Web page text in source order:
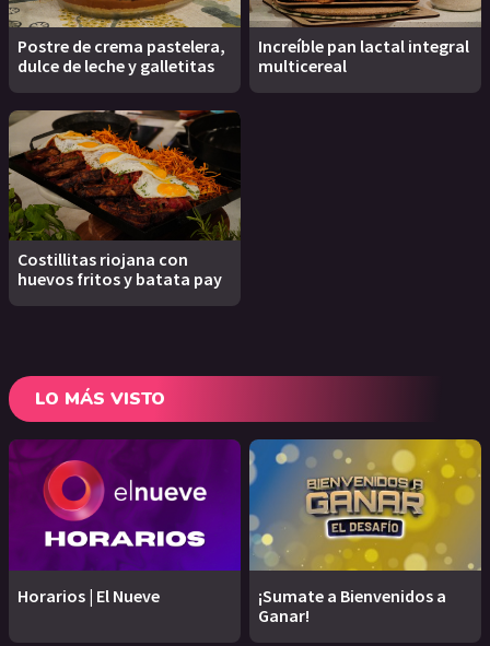
Postre de crema pastelera,
dulce de leche y galletitas
Increíble pan lactal integral
multicereal
Costillitas riojana con
huevos fritos y batata pay
LO MÁS VISTO
Horarios | El Nueve
¡Sumate a Bienvenidos a
Ganar!